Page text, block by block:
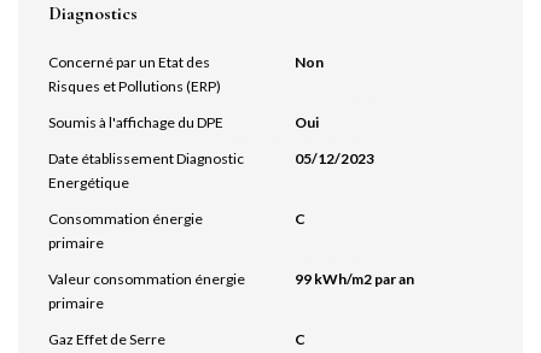
Diagnostics
Concerné par un Etat des
Risques et Pollutions (ERP)
Non
Soumis à l'affichage du DPE
Oui
Date établissement Diagnostic
Energétique
05/12/2023
Consommation énergie
primaire
C
Valeur consommation énergie
primaire
99 kWh/m2 par an
Gaz Effet de Serre
C